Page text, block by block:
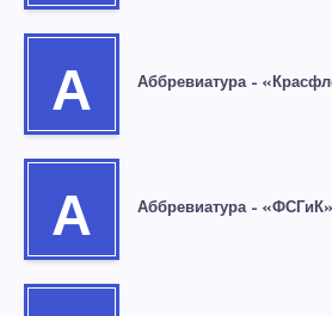
А Аббревиатура –
А Аббревиатура – «ФСГиК»